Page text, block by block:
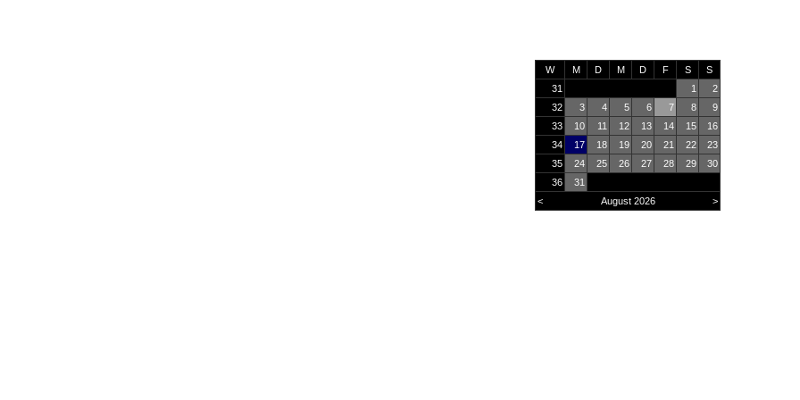
W M D M D F S
S
31
1
2
32
3 4 5 6 7 8
9
33
10 11 12 13 14 15
16
34
17 18 19 20 21 22
23
35
24 25 26 27 28 29
30
36
31
>
< August 2026